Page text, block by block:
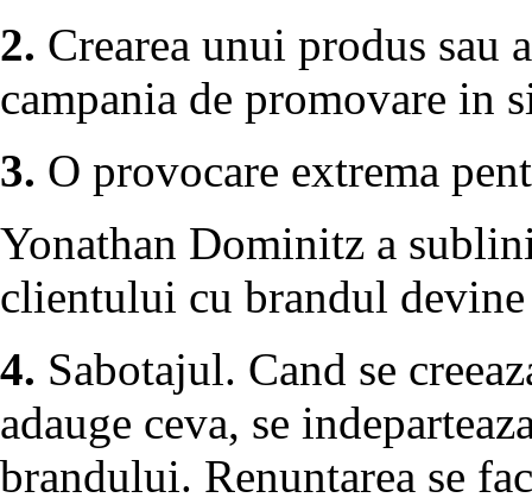
2. Crearea unui produs sau
campania de promovare in
3. O provocare extrema
Yonathan Dominitz a
clientului cu brandul
4. Sabotajul. Cand se
adauge ceva, se
brandului. Renuntarea se